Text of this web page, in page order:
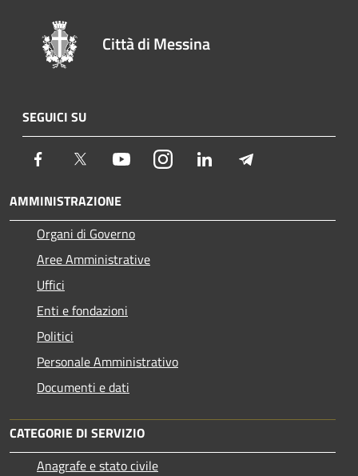
Città di Messina
SEGUICI SU
Facebook Twitter YoutubeInstagram LinkedIn
AMMINISTRAZIONE
Organi di Governo
Aree Amministrative
Uffici
Enti e fondazioni
Politici
Personale Amministrativo
Documenti e dati
CATEGORIE DI SERVIZIO
Anagrafe e stato civile